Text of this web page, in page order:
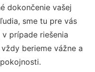
dokončenie vašej
sme tu pre vás
prípade riešenia
berieme vážne a